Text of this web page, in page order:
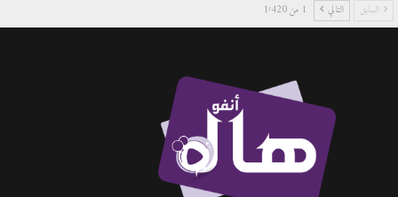
السابق التالي 1 من 1٬420